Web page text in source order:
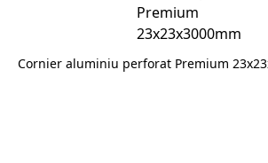
Cornier aluminiu perforat Premium